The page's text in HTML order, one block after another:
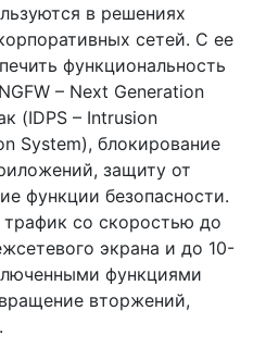
в решениях
сетей. С ее
функциональность
– Next Generation
(IDPS – Intrusion
System), блокирование
защиту от
функции безопасности.
со скоростью до
экрана и до 10-
функциями
вторжений,